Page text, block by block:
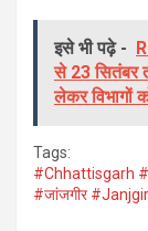
ce
b
k
tt
er
इसे भी पढ़े -
से 23 सितंबर
लेकर विभागों
Tags:
#Chhattisgarh
#जांजगीर #Janjgir